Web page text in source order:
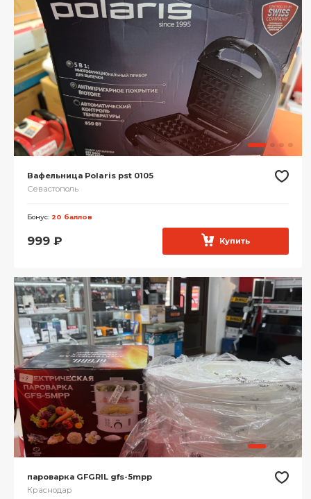
Вафельница Polaris pst 0105
Севастополь
Бонус: 20 баллов
999 ₽ Купить
пароварка GFGRIL gfs-5mpp
Краснодар